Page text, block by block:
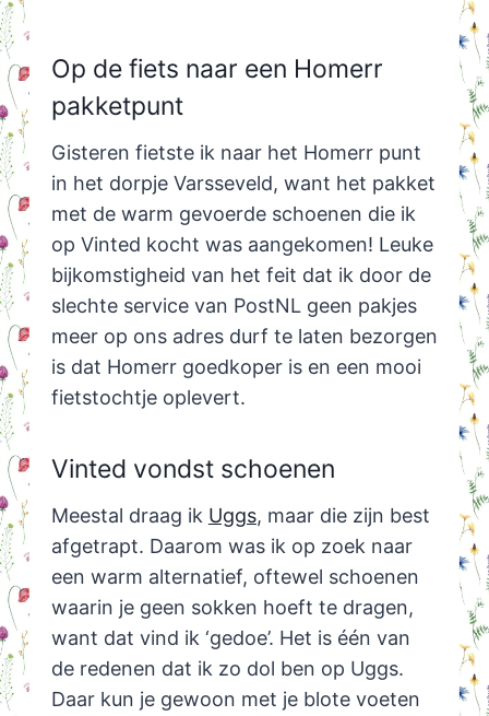
Op de fiets naar een Homerr
pakketpunt
Gisteren fietste ik naar het Homerr punt
in het dorpje Varsseveld, want het pakket
met de warm gevoerde schoenen die ik
op Vinted kocht was aangekomen! Leuke
bijkomstigheid van het feit dat ik door de
slechte service van PostNL geen pakjes
meer op ons adres durf te laten bezorgen
is dat Homerr goedkoper is en een mooi
fietstochtje oplevert.
Vinted vondst schoenen
Meestal draag ik Uggs, maar die zijn best
afgetrapt. Daarom was ik op zoek naar
een warm alternatief, oftewel schoenen
waarin je geen sokken hoeft te dragen,
want dat vind ik ‘gedoe’. Het is één van
de redenen dat ik zo dol ben op Uggs.
Daar kun je gewoon met je blote voeten